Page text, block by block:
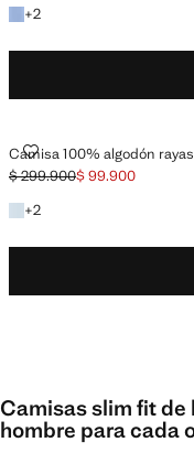
+2
+1 colores
Camisa 100% algodón
CAMISA 100%
Precio inicial tachado [$
$ 299.900
Precio actual [$ 99.900 ]
$ 99.900
+2
+1 colores
Camisas slim fit de
hombre para cada